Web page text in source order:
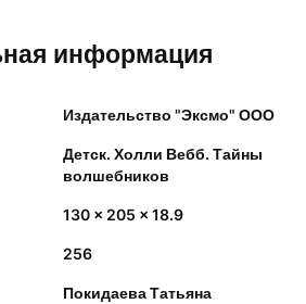
информация
Издательство "Эксмо" ООО
Детск. Холли Вебб. Тайны
волшебников
130 x 205 x 18.9
256
Покидаева Татьяна